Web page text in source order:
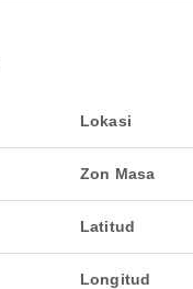
Lokasi
Zon Masa
Latitud
Longitud